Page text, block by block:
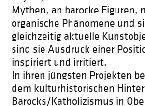
Mythen, an barocke Figuren,
organische Phänomene und
gleichzeitig aktuelle
sind sie Ausdruck einer
inspiriert und irritiert.
In ihren jüngsten Projekten
dem kulturhistorischen
Barocks/Katholizismus in